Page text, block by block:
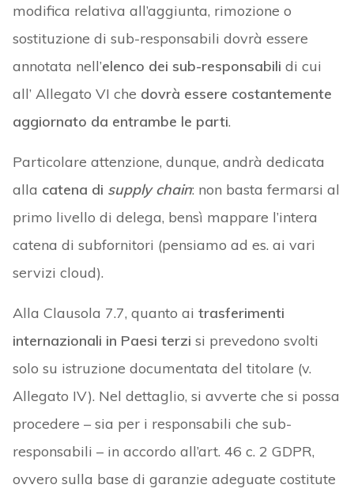
modifica relativa all’aggiunta, rimozione o
sostituzione di sub-responsabili dovrà essere
annotata nell’elenco dei sub-responsabili di cui
all’ Allegato VI che dovrà essere costantemente
aggiornato da entrambe le parti.
Particolare attenzione, dunque, andrà dedicata
alla catena di supply chain: non basta fermarsi al
primo livello di delega, bensì mappare l’intera
catena di subfornitori (pensiamo ad es. ai vari
servizi cloud).
Alla Clausola 7.7, quanto ai trasferimenti
internazionali in Paesi terzi si prevedono svolti
solo su istruzione documentata del titolare (v.
Allegato IV). Nel dettaglio, si avverte che si possa
procedere – sia per i responsabili che sub-
responsabili – in accordo all’art. 46 c. 2 GDPR,
ovvero sulla base di garanzie adeguate costitute